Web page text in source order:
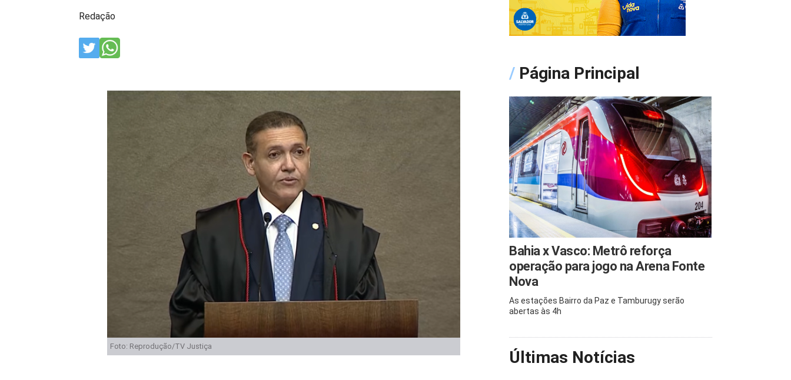
Redação
Foto: Reprodução/TV Justiça
/ Página Principal
Bahia x Vasco: Metrô reforça
operação para jogo na Arena Fonte
Nova
As estações Bairro da Paz e Tamburugy serão
abertas às 4h
Últimas Notícias